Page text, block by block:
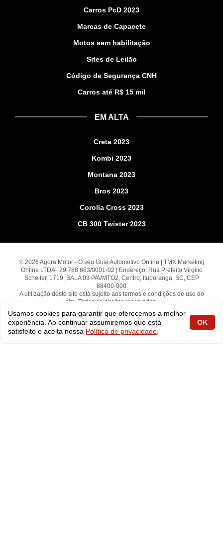
Carros PcD 2023
Marcas de Capacete
Motos sem habilitação
Sites de Leilão
Código de Segurança CNH
Carros até R$ 15 mil
EM ALTA
Creta 2023
Kombi 2023
Montana 2023
Bros 2023
Corolla Cross 2023
CB 300 Twister 2023
© 2026 Agora Motor - O seu Guia Automotivo Online | TMX Marketing
Online LTDA | 29.788.663/0001-02 | Endereço: Rua Prefeito Virgilio
Scheller, 1719, SALA 03 PAVMTO2, Centro, Ituporanga, SC, CEP
88400-000
A utilização deste site está sujeito aos termos e condições de uso do
site. Todos os direitos reservados.
fabiolobo
Usamos cookies para garantir que oferecemos a melhor
experiência. Ao continuar assumiremos que está
satisfeito e aceita nossa Política de privacidade
OK